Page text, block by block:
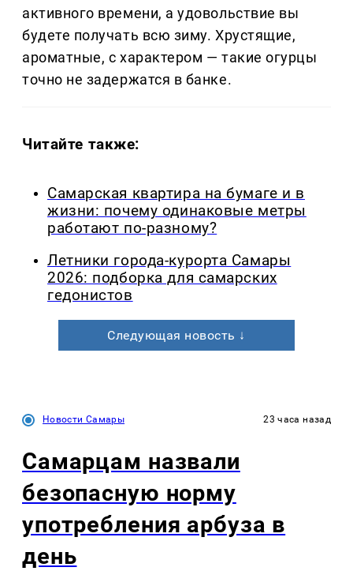
активного времени, а удовольствие вы
будете получать всю зиму. Хрустящие,
ароматные, с характером — такие огурцы
точно не задержатся в банке.
Читайте также:
Самарская квартира на бумаге и в
жизни: почему одинаковые метры
работают по-разному?
Летники города-курорта Самары
2026: подборка для самарских
гедонистов
Следующая новость ↓
Новости Самары 23 часа назад
Самарцам назвали
безопасную норму
употребления арбуза в
день